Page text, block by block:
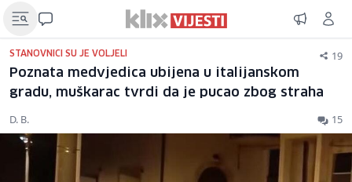
STANOVNICI SU JE VOLJELI 19
Poznata medvjedica ubijena u italijanskom
gradu, muškarac tvrdi da je pucao zbog straha
D. B. 15